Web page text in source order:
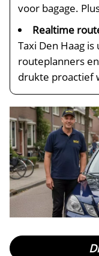
voor bagage.
Realtime
Taxi Den Haag
routeplanners
drukte proactief